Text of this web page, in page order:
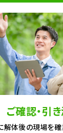
ご確認・引
体後の現場を確